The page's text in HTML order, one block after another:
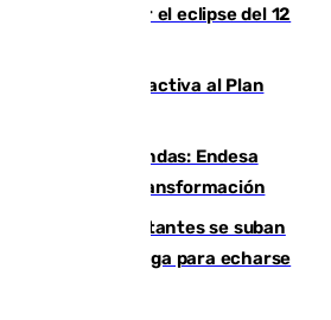
sitios para ver el eclipse del 12
el fuego activa al Plan
las Tres Mil Viviendas: Endesa
centro de transformación
que los visitantes se suban
Puerto de Málaga para echarse